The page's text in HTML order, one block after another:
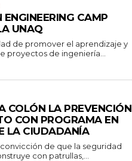
ENGINEERING CAMP
UNAQ
de promover el aprendizaje y
proyectos de ingeniería...
COLÓN LA PREVENCIÓN
CON PROGRAMA EN
LA CIUDADANÍA
de que la seguridad
con patrullas,...